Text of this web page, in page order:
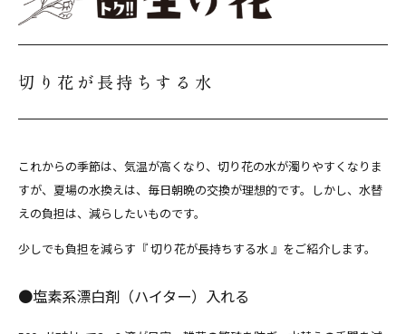
切り花が長持ちする水
これからの季節は、気温が高くなり、切り花の水が濁りやすくなりま
すが、夏場の水換えは、毎日朝晩の交換が理想的です。しかし、水替
えの負担は、減らしたいものです。
少しでも負担を減らす『 切り花が長持ちする水 』をご紹介します。
●塩素系漂白剤（ハイター）入れる